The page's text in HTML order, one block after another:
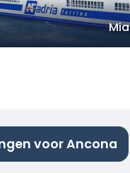
Mia
voor Ancona